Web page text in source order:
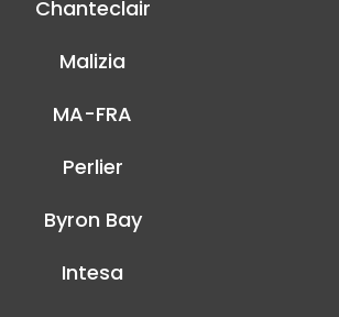
Chanteclair
Malizia
MA-FRA
Perlier
Byron Bay
Intesa